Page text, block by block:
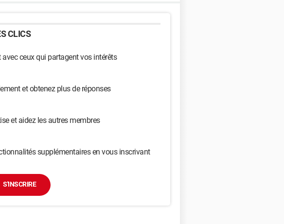
CLICS
ceux qui partagent vos intérêts
et obtenez plus de réponses
et aidez les autres membres
supplémentaires en vous inscrivant
S'INSCRIRE